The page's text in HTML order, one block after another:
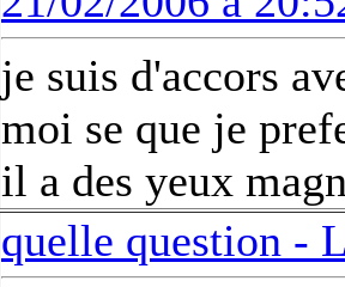
je suis d'accors
moi se que je
il a des yeux
quelle question -